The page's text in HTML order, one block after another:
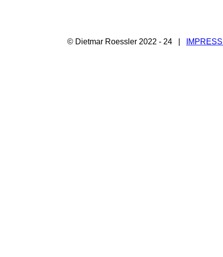
© Dietmar Roessler 2022 - 24 |